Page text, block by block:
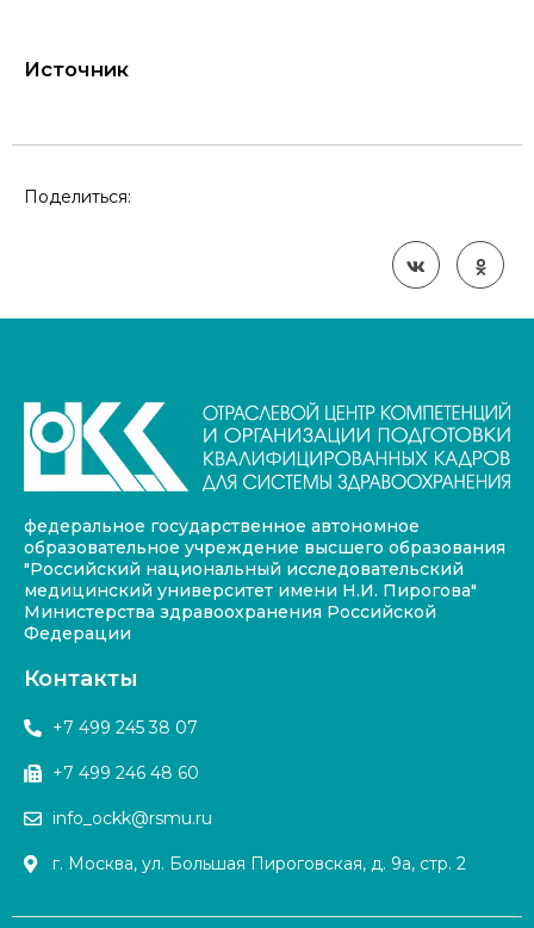
Источник
Поделиться:
федеральное государственное автономное
образовательное учреждение высшего образования
"Российский национальный исследовательский
медицинский университет имени Н.И. Пирогова"
Министерства здравоохранения Российской
Федерации
Контакты
+7 499 245 38 07
+7 499 246 48 60
info_ockk@rsmu.ru
г. Москва, ул. Большая Пироговская, д. 9а, стр. 2